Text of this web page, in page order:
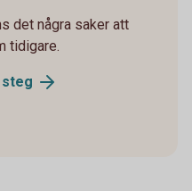
det några saker att
tidigare.
steg